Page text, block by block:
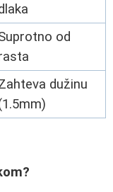
od
dužinu